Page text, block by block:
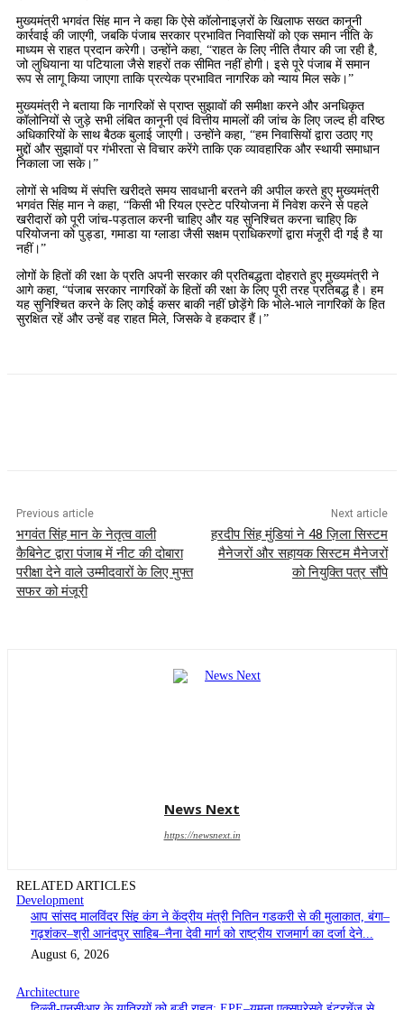
मुख्यमंत्री भगवंत सिंह मान ने कहा कि ऐसे कॉलोनाइज़रों के खिलाफ सख्त कानूनी
कार्रवाई की जाएगी, जबकि पंजाब सरकार प्रभावित निवासियों को एक समान नीति के
माध्यम से राहत प्रदान करेगी। उन्होंने कहा, “राहत के लिए नीति तैयार की जा रही है,
जो लुधियाना या पटियाला जैसे शहरों तक सीमित नहीं होगी। इसे पूरे पंजाब में समान
रूप से लागू किया जाएगा ताकि प्रत्येक प्रभावित नागरिक को न्याय मिल सके।”
मुख्यमंत्री ने बताया कि नागरिकों से प्राप्त सुझावों की समीक्षा करने और अनधिकृत
कॉलोनियों से जुड़े सभी लंबित कानूनी एवं वित्तीय मामलों की जांच के लिए जल्द ही वरिष्ठ
अधिकारियों के साथ बैठक बुलाई जाएगी। उन्होंने कहा, “हम निवासियों द्वारा उठाए गए
मुद्दों और सुझावों पर गंभीरता से विचार करेंगे ताकि एक व्यावहारिक और स्थायी समाधान
निकाला जा सके।”
लोगों से भविष्य में संपत्ति खरीदते समय सावधानी बरतने की अपील करते हुए मुख्यमंत्री
भगवंत सिंह मान ने कहा, “किसी भी रियल एस्टेट परियोजना में निवेश करने से पहले
खरीदारों को पूरी जांच-पड़ताल करनी चाहिए और यह सुनिश्चित करना चाहिए कि
परियोजना को पुड्डा, गमाडा या ग्लाडा जैसी सक्षम प्राधिकरणों द्वारा मंजूरी दी गई है या
नहीं।”
लोगों के हितों की रक्षा के प्रति अपनी सरकार की प्रतिबद्धता दोहराते हुए मुख्यमंत्री ने
आगे कहा, “पंजाब सरकार नागरिकों के हितों की रक्षा के लिए पूरी तरह प्रतिबद्ध है। हम
यह सुनिश्चित करने के लिए कोई कसर बाकी नहीं छोड़ेंगे कि भोले-भाले नागरिकों के हित
सुरक्षित रहें और उन्हें वह राहत मिले, जिसके वे हकदार हैं।”
Previous article
भगवंत सिंह मान के नेतृत्व वाली
कैबिनेट द्वारा पंजाब में नीट की दोबारा
परीक्षा देने वाले उम्मीदवारों के लिए मुफ्त
सफर को मंजूरी
Next article
हरदीप सिंह मुंडियां ने 48 ज़िला सिस्टम
मैनेजरों और सहायक सिस्टम मैनेजरों
को नियुक्ति पत्र सौंपे
News Next
https://newsnext.in
RELATED ARTICLES
Development
आप सांसद मालविंदर सिंह कंग ने केंद्रीय मंत्री नितिन गडकरी से की मुलाकात, बंगा–
गढ़शंकर–श्री आनंदपुर साहिब–नैना देवी मार्ग को राष्ट्रीय राजमार्ग का दर्जा देने...
August 6, 2026
Architecture